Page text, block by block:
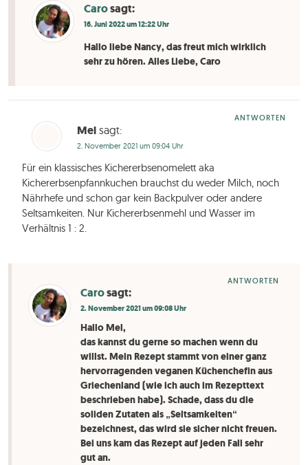
Carosagt:
16. Juni 2022 um 12:22 Uhr
Hallo liebe Nancy, das freut mich wirklich
sehr zu hören. Alles Liebe, Caro
Mel sagt:
2. November 2021 um 09:04 Uhr
Für ein klassisches Kichererbsenomelett aka
Kichererbsenpfannkuchen brauchst du weder Milch, noch
Nährhefe und schon gar kein Backpulver oder andere
Seltsamkeiten. Nur Kichererbsenmehl und Wasser im
Verhältnis 1 : 2.
ANTWORTEN
Carosagt:
2. November 2021 um 09:08 Uhr
Hallo Mel,
das kannst du gerne so machen wenn du
willst. Mein Rezept stammt von einer ganz
hervorragenden veganen Küchenchefin aus
Griechenland (wie ich auch im Rezepttext
beschrieben habe). Schade, dass du die
soliden Zutaten als „Seltsamkeiten“
bezeichnest, das wird sie sicher nicht freuen.
Bei uns kam das Rezept auf jeden Fall sehr
gut an.
ANTWORTEN